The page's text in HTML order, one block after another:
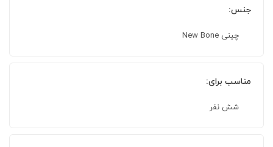
جنس:
چینی New Bone
مناسب برای:
شش نفر